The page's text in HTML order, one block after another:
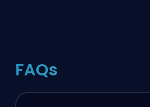
FAQs